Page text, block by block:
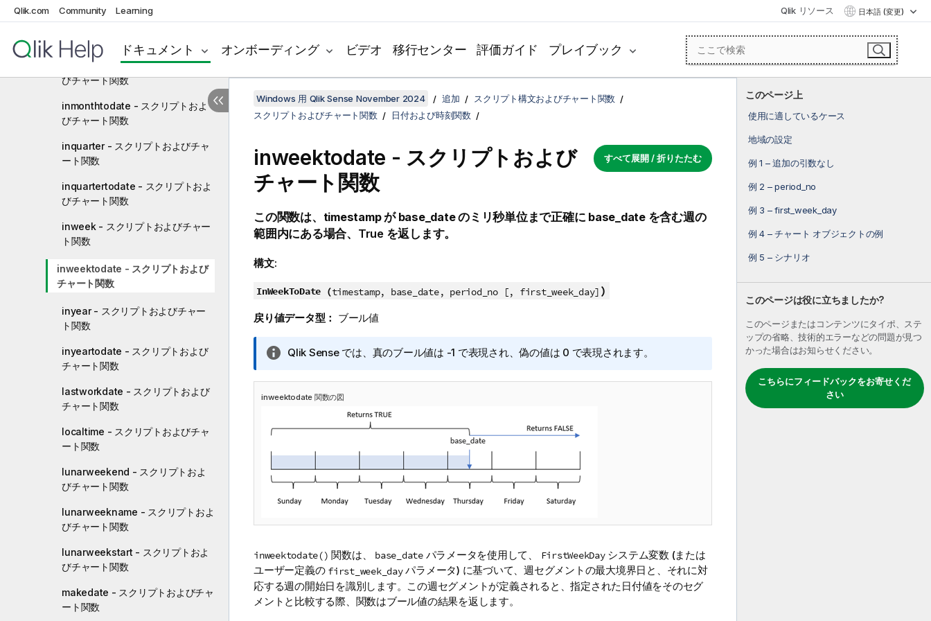
Qlik.com Community Learning Qlik リソース 日本語 (変更)
ドキュメント オンボーディング ビデオ 移行センター 評価ガイド プレイブック
inmonths - スクリプトおよびチャ
ート関数
inmonthstodate - スクリプトおよ
びチャート関数
inmonthtodate - スクリプトおよ
びチャート関数
inquarter - スクリプトおよびチャ
ート関数
inquartertodate - スクリプトおよ
びチャート関数
inweek - スクリプトおよびチャー
ト関数
inweektodate - スクリプトおよび
チャート関数
inyear - スクリプトおよびチャー
ト関数
inyeartodate - スクリプトおよび
チャート関数
lastworkdate - スクリプトおよび
チャート関数
localtime - スクリプトおよびチャ
ート関数
lunarweekend - スクリプトおよ
びチャート関数
lunarweekname - スクリプトおよ
びチャート関数
lunarweekstart - スクリプトおよ
びチャート関数
makedate - スクリプトおよびチャ
ート関数
このページ上
使用に適しているケース
地域の設定
例 1 – 追加の引数なし
例 2 – period_no
例 3 – first_week_day
例 4 – チャート オブジェクトの例
例 5 – シナリオ
このページは役に立ちましたか?
このページまたはコンテンツにタイポ、ステ
ップの省略、技術的エラーなどの問題が見つ
かった場合はお知らせください。
こちらにフィードバックをお寄せくだ
さい
Windows 用 Qlik Sense November 2024 追加
スクリプト構文およびチャート関数
スクリプトおよびチャート関数
日付および時刻関数
すべて展開 / 折りたたむ
inweektodate - スクリプトおよび
チャート関数
この関数は、 timestampが base_dateのミリ秒単位まで正確に base_dateを含む週の
範囲内にある場合、 Trueを返します。
構文:
InWeekToDate (timestamp, base_date, period_no [, first_week_day] )
戻り値データ型： ブール値
情
メ
モ
Qlik Senseでは、真のブール値は -1 で表現され、偽の値は 0 で表現されます。
inweektodate 関数の図
inweektodate() 関数は、 base_dateパラメータを使用して、 FirstWeekDayシステム変数 (または
ユーザー定義の first_week_dayパラメータ) に基づいて、週セグメントの最大境界日と、それに対
応する週の開始日を識別します。この週セグメントが定義されると、指定された日付値をそのセグ
メントと比較する際、関数はブール値の結果を返します。